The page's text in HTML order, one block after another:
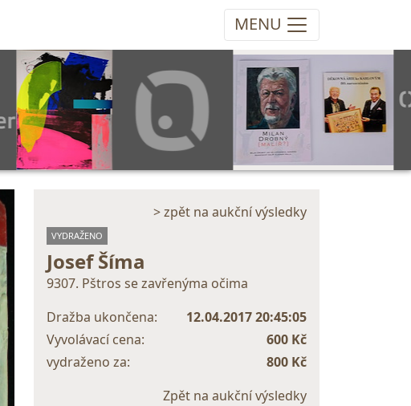
MENU
> zpět na aukční výsledky
VYDRAŽENO
Josef Šíma
9307. Pštros se zavřenýma očima
Dražba ukončena:
12.04.2017 20:45:05
Vyvolávací cena:
600 Kč
vydraženo za:
800 Kč
Zpět na aukční výsledky